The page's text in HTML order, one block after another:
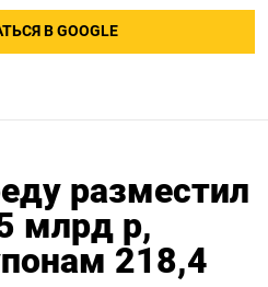
В GOOGLE
разместил
млрд р,
218,4